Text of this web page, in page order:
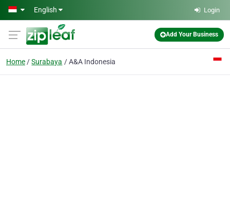
Skip to main content
English Login
Add Your Business
Home Surabaya A&A Indonesia